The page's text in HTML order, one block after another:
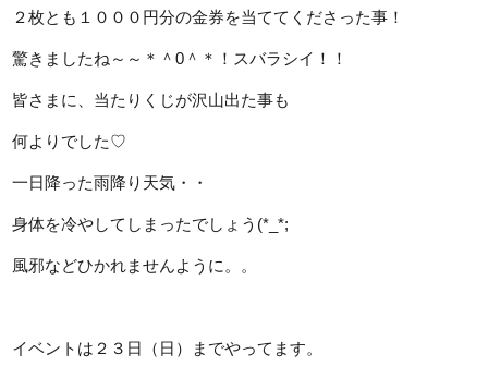
２枚とも１０００円分の金券を当ててくださった事！
驚きましたね～～＊＾0＾＊！スバラシイ！！
皆さまに、当たりくじが沢山出た事も
何よりでした♡
一日降った雨降り天気・・
身体を冷やしてしまったでしょう(*_*;
風邪などひかれませんように。。
イベントは２３日（日）までやってます。